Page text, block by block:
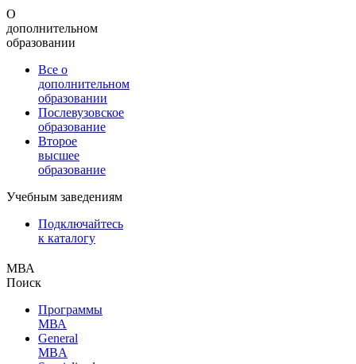
О
дополнительном
образовании
Все о
дополнительном
образовании
Послевузовское
образование
Второе
высшее
образование
Учебным заведениям
Подключайтесь
к каталогу
МВА
Поиск
Программы
МВА
General
MBA